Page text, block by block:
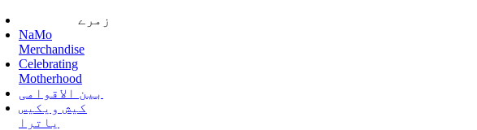
زمرے
NaMo
Merchandise
Celebrating
Motherhood
بین الاقوامی
کیش ویکیس
یاترا